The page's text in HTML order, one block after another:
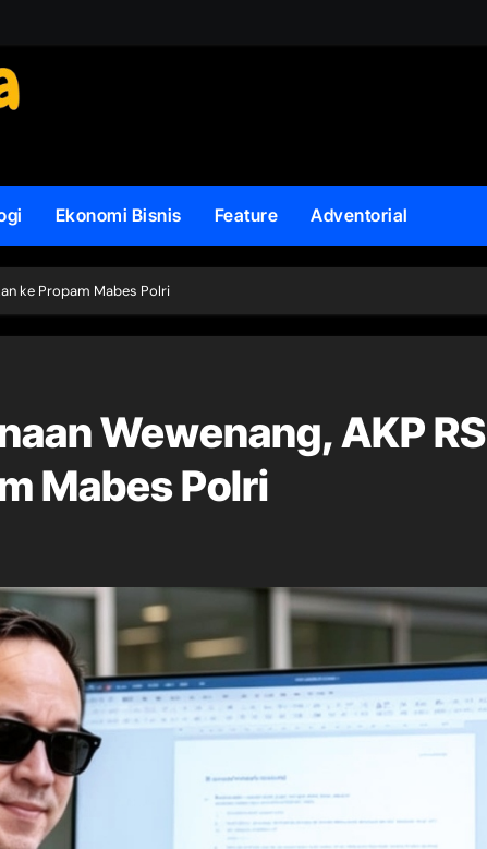
Ekonomi Bisnis Feature Adventorial
ke Propam Mabes Polri
Wewenang, AKP RS
Mabes Polri